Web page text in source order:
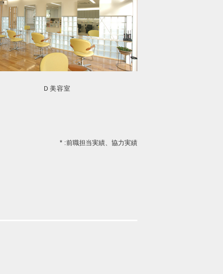
Ｄ美容室
* :前職担当実績、協力実績